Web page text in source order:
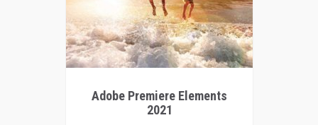
Adobe Premiere Elements
2021